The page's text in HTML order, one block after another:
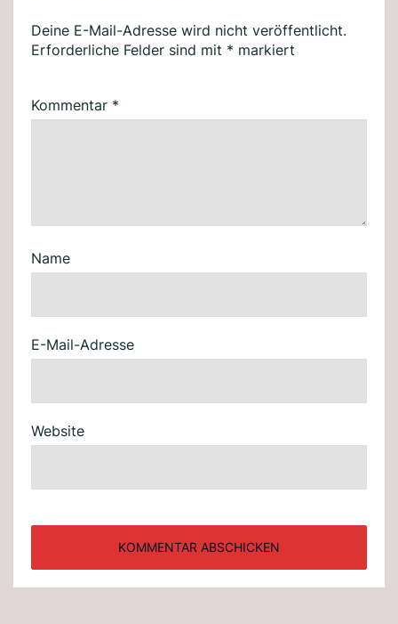
Deine E-Mail-Adresse wird nicht veröffentlicht.
Erforderliche Felder sind mit * markiert
Kommentar *
Name
E-Mail-Adresse
Website